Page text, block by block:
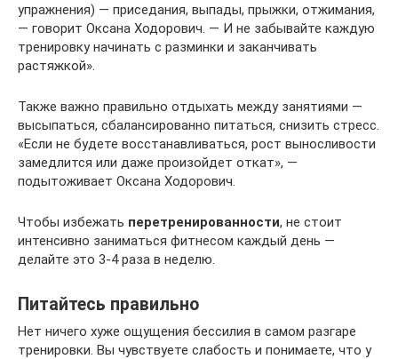
упражнения) — приседания, выпады, прыжки, отжимания,
— говорит Оксана Ходорович. — И не забывайте каждую
тренировку начинать с разминки и заканчивать
растяжкой».
Также важно правильно отдыхать между занятиями —
высыпаться, сбалансированно питаться, снизить стресс.
«Если не будете восстанавливаться, рост выносливости
замедлится или даже произойдет откат», —
подытоживает Оксана Ходорович.
Чтобы избежать перетренированности, не стоит
интенсивно заниматься фитнесом каждый день —
делайте это 3-4 раза в неделю.
Питайтесь правильно
Нет ничего хуже ощущения бессилия в самом разгаре
тренировки. Вы чувствуете слабость и понимаете, что у